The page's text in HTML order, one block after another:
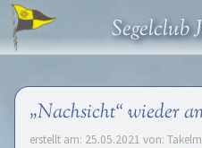
Segelclub
„Nachsicht“ wieder
erstellt am: 25.05.2021 von: